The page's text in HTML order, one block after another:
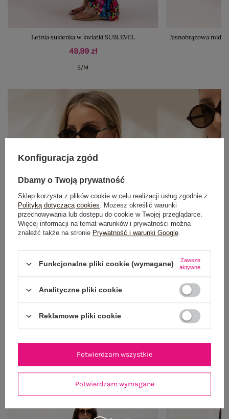
Letnia sukienka w kwiatki SUBLEVEL
49,99 zł
S/M
Jasnobrązowa midi
OUTFIT NA RANDKĘ
Konfiguracja zgód
Dbamy o Twoją prywatność
Sklep korzysta z plików cookie w celu realizacji usług zgodnie z
Polityką dotyczącą cookies. Możesz określić warunki
przechowywania lub dostępu do cookie w Twojej przeglądarce.
Więcej informacji na temat warunków i prywatności można
znaleźć także na stronie Prywatność i warunki Google.
Funkcjonalne pliki cookie (wymagane)
Zawsze
aktywne
Analityczne pliki cookie
Reklamowe pliki cookie
Potwierdzam wymagane
Potwierdzam wszystkie